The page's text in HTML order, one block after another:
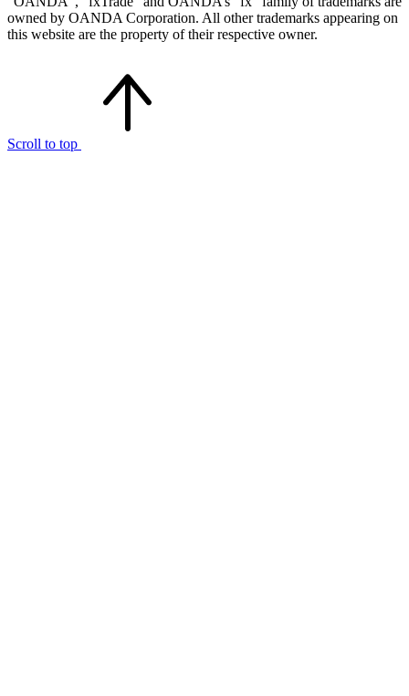
owned by OANDA Corporation. All other trademarks appearing on
this website are the property of their respective owner.
Scroll to top